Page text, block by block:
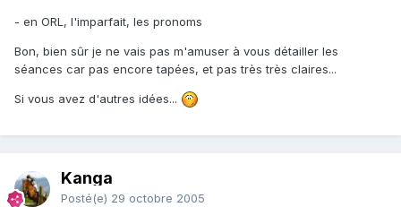
- en ORL, l'imparfait, les pronoms
Bon, bien sûr je ne vais pas m'amuser à vous détailler les
séances car pas encore tapées, et pas très très claires...
Si vous avez d'autres idées...
Kanga
Posté(e) 29 octobre 2005